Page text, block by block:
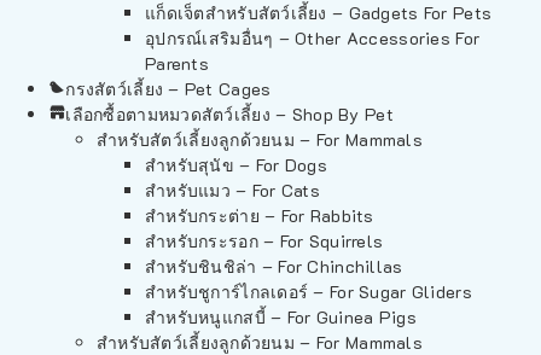
แก็ดเจ็ตสำหรับสัตว์เลี้ยง – Gadgets For Pets
อุปกรณ์เสริมอื่นๆ – Other Accessories For
Parents
กรงสัตว์เลี้ยง – Pet Cages
เลือกซื้อตามหมวดสัตว์เลี้ยง – Shop By Pet
สำหรับสัตว์เลี้ยงลูกด้วยนม – For Mammals
สำหรับสุนัข – For Dogs
สำหรับแมว – For Cats
สำหรับกระต่าย – For Rabbits
สำหรับกระรอก – For Squirrels
สำหรับชินชิล่า – For Chinchillas
สำหรับชูการ์ไกลเดอร์ – For Sugar Gliders
สำหรับหนูแกสบี้ – For Guinea Pigs
สำหรับสัตว์เลี้ยงลูกด้วยนม – For Mammals